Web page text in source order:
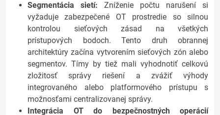
Segmentácia sietí: Zníženie počtu narušení si
vyžaduje zabezpečené OT prostredie so silnou
kontrolou sieťových zásad na všetkých
prístupových bodoch. Tento druh obrannej
architektúry začína vytvorením sieťových zón alebo
segmentov. Tímy by tiež mali vyhodnotiť celkovú
zložitosť správy riešení a zvážiť výhody
integrovaného alebo platformového prístupu s
možnosťami centralizovanej správy.
Integrácia OT do bezpečnostných operácií